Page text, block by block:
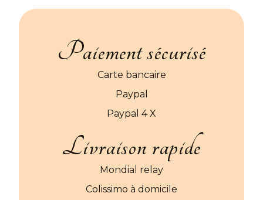
Paiement sécurisé
Carte bancaire
Paypal
Paypal 4 X
Livraison rapide
Mondial relay
Colissimo à domicile